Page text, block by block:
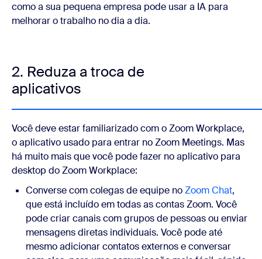
como a sua pequena empresa pode usar a IA para
melhorar o trabalho no dia a dia.
2. Reduza a troca de
aplicativos
Você deve estar familiarizado com o Zoom Workplace,
o aplicativo usado para entrar no Zoom Meetings. Mas
há muito mais que você pode fazer no aplicativo para
desktop do Zoom Workplace:
Converse com colegas de equipe noZoom Chat,
que está incluído em todas as contas Zoom. Você
pode criar canais com grupos de pessoas ou enviar
mensagens diretas individuais. Você pode até
mesmo adicionar contatos externos e conversar